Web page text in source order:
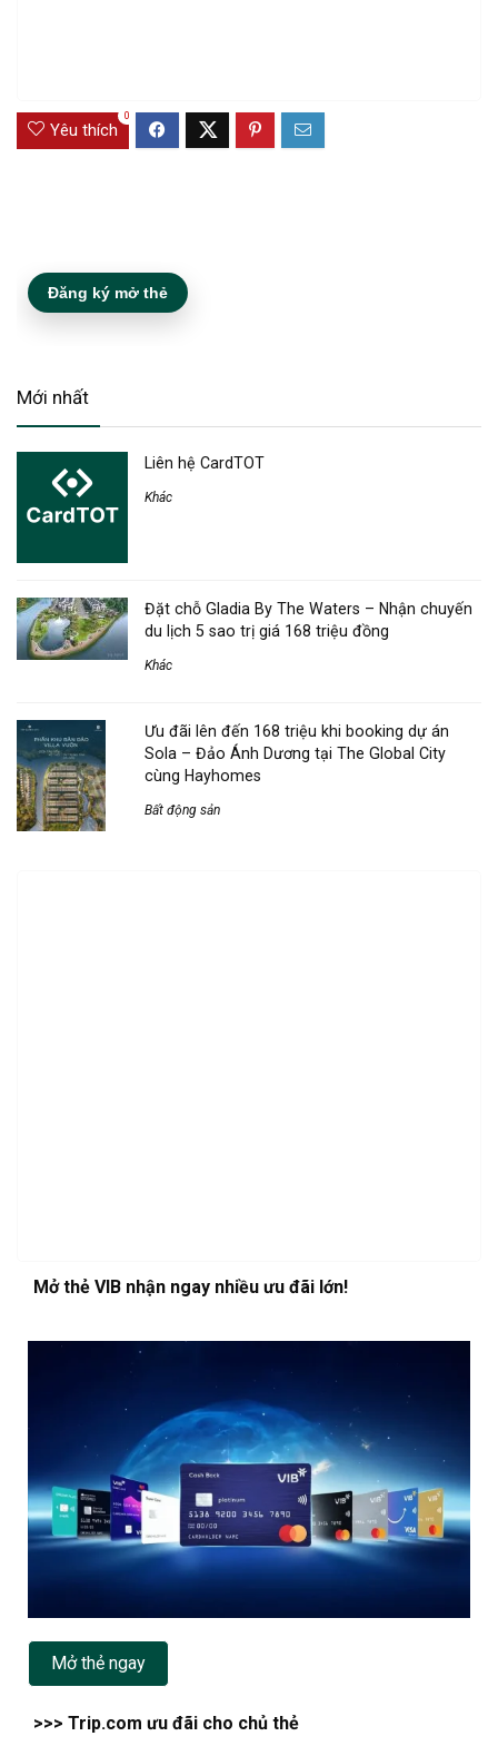
Yêu thích
0
Đăng ký mở thẻ
Mới nhất
Liên hệ CardTOT
Khác
Đặt chỗ Gladia By The Waters – Nhận chuyến
du lịch 5 sao trị giá 168 triệu đồng
Khác
Ưu đãi lên đến 168 triệu khi booking dự án
Sola – Đảo Ánh Dương tại The Global City
cùng Hayhomes
Bất động sản
Mở thẻ VIB nhận ngay nhiều ưu đãi lớn!
Mở thẻ ngay
>>> Trip.com ưu đãi cho chủ thẻ